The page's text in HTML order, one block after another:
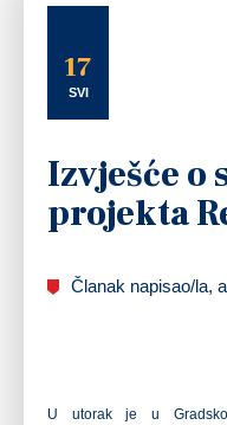
17
SVI
Izvješće o
projekta
Članak napisao/la,
U utorak je u